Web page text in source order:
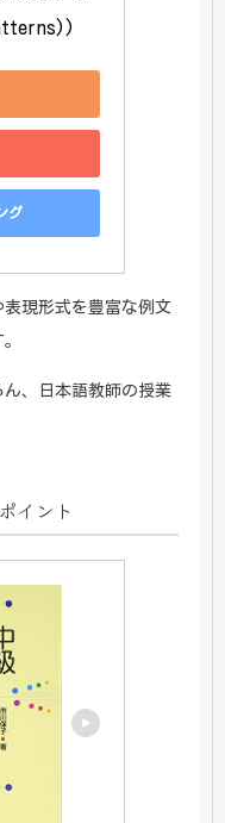
グ
表現形式を豊富な例文
、日本語教師の授業
イント